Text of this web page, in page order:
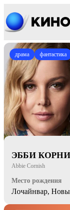
драма фантастика
ЭББИ
Abbie Cornish
Место рождения
Лочайнвар,